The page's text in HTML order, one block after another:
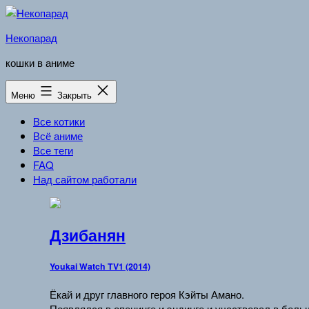
Перейти
содержимому
Некопарад
кошки в аниме
Меню Закрыть
Все котики
Всё аниме
Все теги
FAQ
Над сайтом работали
Дзибанян
Youkai Watch TV1 (2014)
Ёкай и друг главного героя Кэйты Амано.